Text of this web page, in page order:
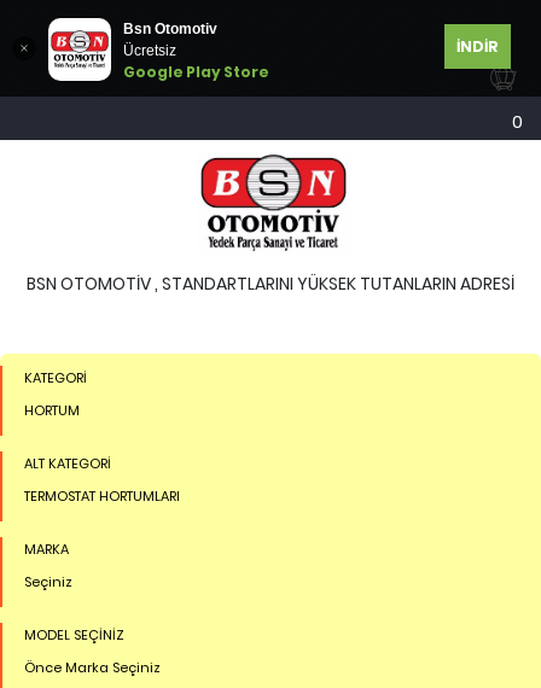
Bsn Otomotiv
Ücretsiz
Google Play Store
İNDİR
0
BSN OTOMOTİV , STANDARTLARINI YÜKSEK TUTANLARIN ADRESİ
KATEGORİ
HORTUM
ALT KATEGORİ
TERMOSTAT HORTUMLARI
MARKA
Seçiniz
MODEL SEÇİNİZ
Önce Marka Seçiniz